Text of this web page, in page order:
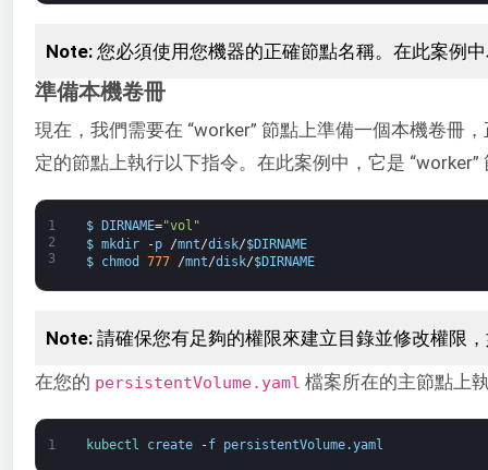
Note: 您必須使用您機器的正確節點名稱。在此案例中
準備本機卷冊
現在，我們需要在 “worker” 節點上準備一個本機卷冊
定的節點上執行以下指令。在此案例中，它是 “worker”
1
2
3
$ DIRNAME="vol"
$ mkdir -p /mnt/disk/$DIRNAME
$
chmod 777 /mnt/disk/$DIRNAME
Note: 請確保您有足夠的權限來建立目錄並修改權限
在您的 persistentVolume.yaml 檔案所在的主節點上
1 kubectl create -f persistentVolume.yaml